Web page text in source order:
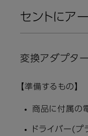
セントにア
変換アダプタ
【準備するもの】
商品に付属の
ドライバー(プ